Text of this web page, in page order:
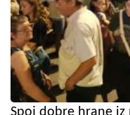
Spoj dobre hrane iz